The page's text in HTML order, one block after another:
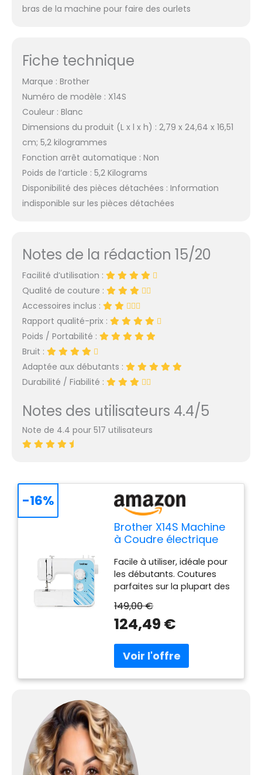
bras de la machine pour faire des ourlets
Fiche technique
Marque : Brother
Numéro de modèle : X14S
Couleur : Blanc
Dimensions du produit (L x l x h) : 2,79 x 24,64 x 16,51
cm; 5,2 kilogrammes
Fonction arrêt automatique : Non
Poids de l’article : 5,2 Kilograms
Disponibilité des pièces détachées : Information
indisponible sur les pièces détachées
Notes de la rédaction 15/20
Facilité d’utilisation :
Qualité de couture :
Accessoires inclus :
Rapport qualité-prix :
Poids / Portabilité :
Bruit :
Adaptée aux débutants :
Durabilité / Fiabilité :
Notes des utilisateurs 4.4/5
Note de 4.4 pour 517 utilisateurs
Brother X14S Machine
à Coudre électrique
Facile à utiliser, idéale pour
les débutants. Coutures
parfaites sur la plupart des
couches de tissu. Idéale
également pour le jeans.
pour coudre sur des tissus
exigeants, difficiles à
machine résistante qui
couture. Portable et
robuste. Cette machine à
coudre répondra à tous
vos besoins quotidiens de
couture. Complète : dotée
149,00 €
124,49 €
-16%